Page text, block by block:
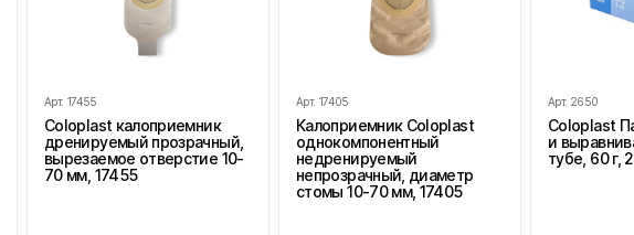
Арт. 17455
Coloplast калоприемник
дренируемый прозрачный,
вырезаемое отверстие 10-
70 мм, 17455
Арт. 17405
Калоприемник Coloplast
однокомпонентный
недренируемый
непрозрачный, диаметр
стомы 10-70 мм, 17405
Арт. 2650
Coloplast
и
тубе, 60 г,